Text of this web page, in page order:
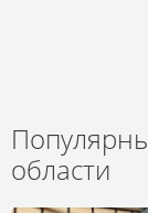
области